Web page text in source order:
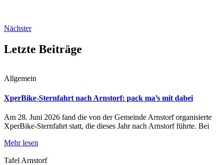
Nächster
Letzte Beiträge
Allgemein
XperBike-Sternfahrt nach Arnstorf: pack ma’s mit dabei
Am 28. Juni 2026 fand die von der Gemeinde Arnstorf organisierte
XperBike-Sternfahrt statt, die dieses Jahr nach Arnstorf führte. Bei
Mehr lesen
Tafel Arnstorf